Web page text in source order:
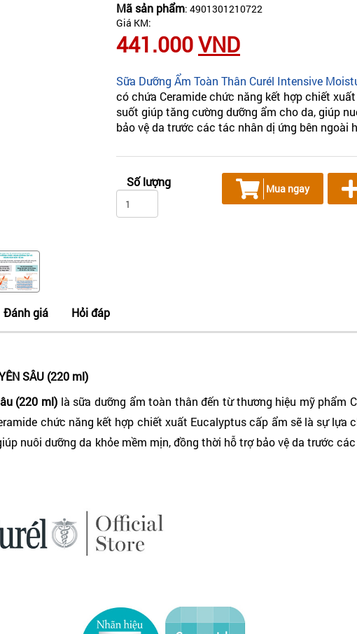
Mã sản phẩm: 4901301210722
Giá KM:
441.000VND
Sữa Dưỡng Ẩm Toàn Thân Curél Intensive
có chứa Ceramide chức năng kết hợp chiết
suốt giúp tăng cường dưỡng ẩm cho da, giúp
bảo vệ da trước các tác nhân dị ứng bên ngoài
Số lượng Mua ngay
Đánh giá Hỏi đáp
SÂU (220 ml)
(220 ml) là sữa dưỡng ẩm toàn thân đến từ thương hiệu mỹ phẩm
chức năng kết hợp chiết xuất Eucalyptus cấp ẩm sẽ là sự lựa
nuôi dưỡng da khỏe mềm mịn, đồng thời hỗ trợ bảo vệ da trước